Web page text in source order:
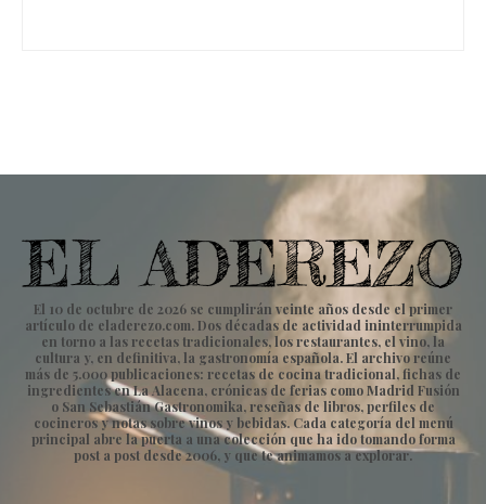
El 10 de octubre de 2026 se cumplirán veinte años desde el primer
artículo de eladerezo.com. Dos décadas de actividad ininterrumpida
en torno a las recetas tradicionales, los restaurantes, el vino, la
cultura y, en definitiva, la gastronomía española. El archivo reúne
más de 5.000 publicaciones: recetas de cocina tradicional, fichas de
ingredientes en La Alacena, crónicas de ferias como Madrid Fusión
o San Sebastián Gastronomika, reseñas de libros, perfiles de
cocineros y notas sobre vinos y bebidas. Cada categoría del menú
principal abre la puerta a una colección que ha ido tomando forma
post a post desde 2006, y que te animamos a explorar.